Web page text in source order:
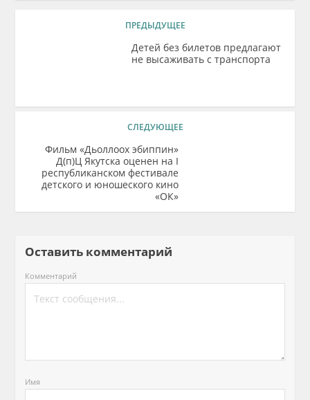
ПРЕДЫДУЩЕЕ
Детей без билетов предлагают
не высаживать с транспорта
СЛЕДУЮЩЕЕ
Фильм «Дьоллоох эбиппин»
Д(п)Ц Якутска оценен на I
республиканском фестивале
детского и юношеского кино
«ОК»
Оставить комментарий
Комментарий
Имя